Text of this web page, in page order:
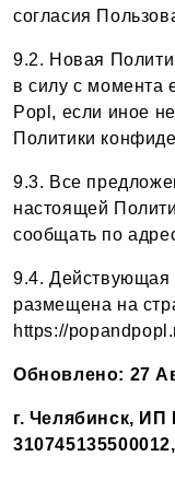
согласия
9.2. Новая
в силу с момента
Popl, если иное
Политики
9.3. Все
настоящей
сообщать по
9.4. Действующая
размещена на
https://
Обновлено: 27
г. Челябинск,
310745135500012,